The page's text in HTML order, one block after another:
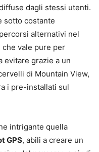
dagli stessi utenti.
sotto costante
alternativi nel
vale pure per
evitare grazie a un
di Mountain View,
i pre-installati sul
intrigante quella
GPS, abili a creare un